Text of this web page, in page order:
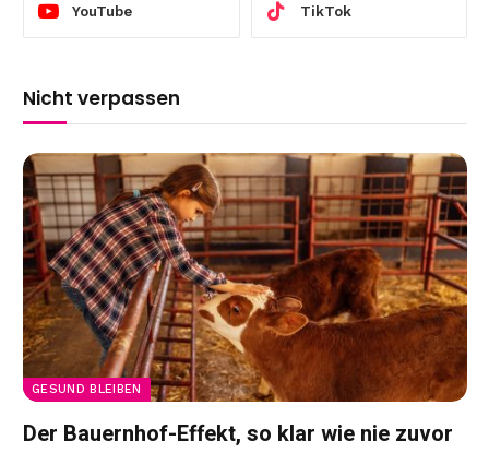
YouTube TikTok
Nicht verpassen
GESUND BLEIBEN
Der Bauernhof-Effekt, so klar wie nie zuvor